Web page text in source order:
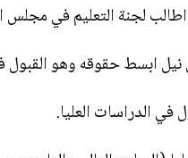
لجنة التعليم في مجلس